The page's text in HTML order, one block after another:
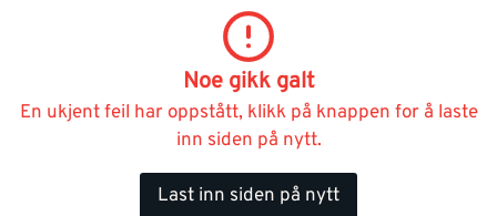
Noe gikk galt
En ukjent feil har oppstått, klikk på knappen for å laste
inn siden på nytt.
Last inn siden på nytt